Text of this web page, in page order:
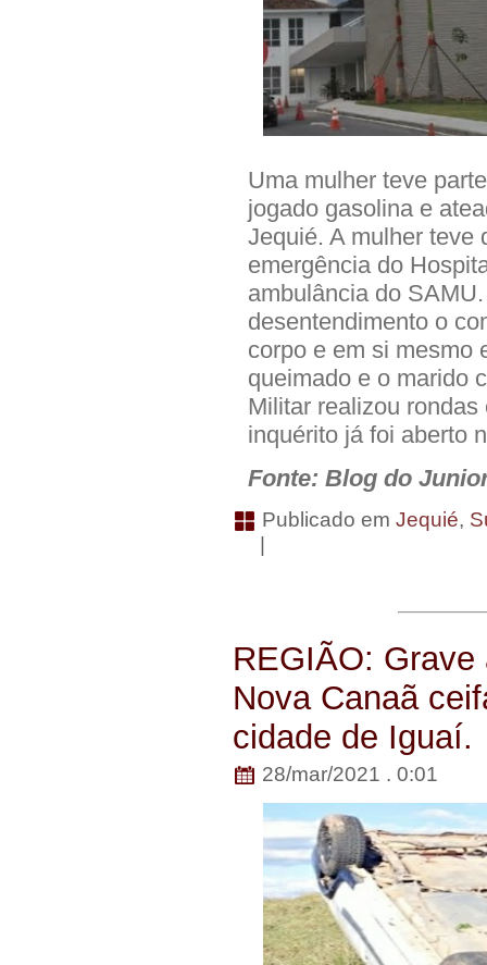
Uma mulher teve
jogado gasolina e
Jequié. A mulher teve
emergência do
ambulância do
desentendimento o
corpo e em si mesmo
queimado e o marido
Militar realizou
inquérito já foi aberto
Fonte: Blog do
Publicado em Jequié,
|
REGIÃO:
Nova Canaã
cidade de Iguaí.
28/mar/2021 . 0:01